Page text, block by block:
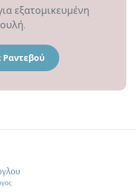
εξατομικευμένη
Ραντεβού